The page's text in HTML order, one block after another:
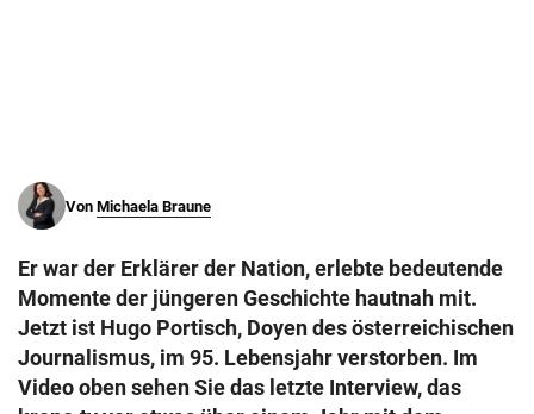
Von Michaela Braune
Er war der Erklärer der Nation, erlebte bedeutende
Momente der jüngeren Geschichte hautnah mit.
Jetzt ist Hugo Portisch, Doyen des österreichischen
Journalismus, im 95. Lebensjahr verstorben. Im
Video oben sehen Sie das letzte Interview, das